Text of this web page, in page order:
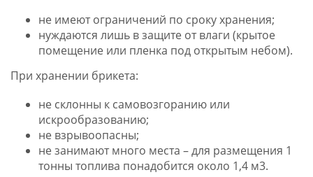
не имеют ограничений по сроку хранения;
нуждаются лишь в защите от влаги (крытое
помещение или пленка под открытым небом).
При хранении брикета:
не склонны к самовозгоранию или
искрообразованию;
не взрывоопасны;
не занимают много места – для размещения 1
тонны топлива понадобится около 1,4 м3.